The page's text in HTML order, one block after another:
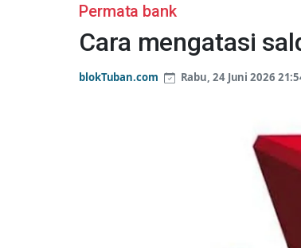
Permata bank
Cara mengatasi
blokTuban.com Rabu, 24 Juni 2026